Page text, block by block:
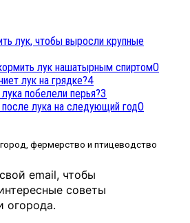
лук, чтобы выросли крупные
лук нашатырным спиртом0
лук на грядке?4
побелели перья?3
лука на следующий год0
фермерство и птицеводство
email, чтобы
советы
огорода.